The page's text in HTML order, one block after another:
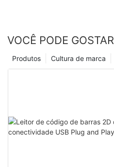
VOCÊ PODE GOSTAR
Cultura de marca
Produtos